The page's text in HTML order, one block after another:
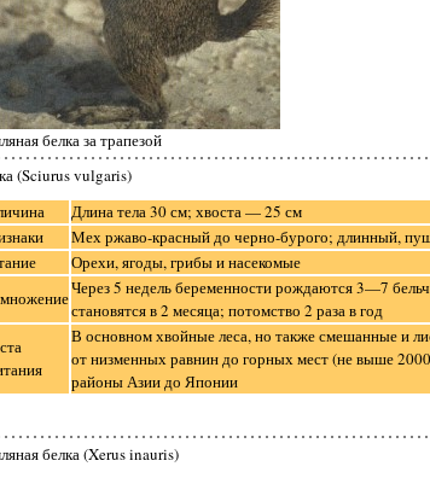
белка за трапезой
(Sciurus vulgaris)
Длина тела 30 см; хвоста — 25 см
Мех ржаво-красный до черно-бурого; длинный,
Орехи, ягоды, грибы и насекомые
Через 5 недель беременности рождаются 3—7
становятся в 2 месяца; потомство 2 раза в год
В основном хвойные леса, но также смешанные и
от низменных равнин до горных мест (не выше
районы Азии до Японии
белка (Xerus inauris)